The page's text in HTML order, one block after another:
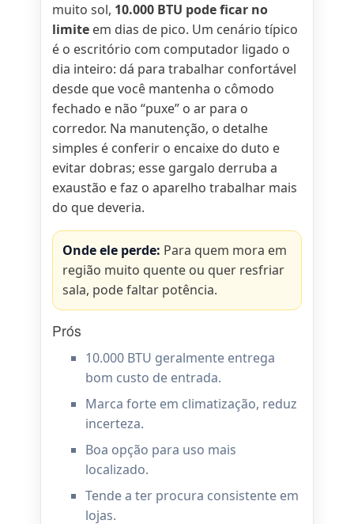
muito sol, 10.000 BTU pode ficar no
limite em dias de pico. Um cenário típico
é o escritório com computador ligado o
dia inteiro: dá para trabalhar confortável
desde que você mantenha o cômodo
fechado e não “puxe” o ar para o
corredor. Na manutenção, o detalhe
simples é conferir o encaixe do duto e
evitar dobras; esse gargalo derruba a
exaustão e faz o aparelho trabalhar mais
do que deveria.
Onde ele perde: Para quem mora em
região muito quente ou quer resfriar
sala, pode faltar potência.
Prós
10.000 BTU geralmente entrega
bom custo de entrada.
Marca forte em climatização, reduz
incerteza.
Boa opção para uso mais
localizado.
Tende a ter procura consistente em
lojas.